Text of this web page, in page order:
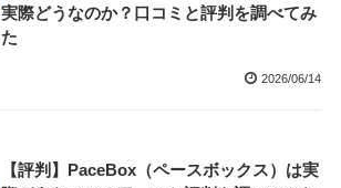
実際どうなのか？口コミと評判を調べてみ
た
2026/06/14
【評判】PaceBox（ペースボックス）は実